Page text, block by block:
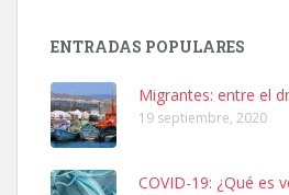
Leales.org » Gran Canaria
ENTRADAS POPULARES
Migrantes: entre el
19 septiembre, 2020
COVID-19: ¿Qué es